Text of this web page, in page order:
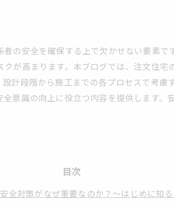
の安全を確保する上で欠かせない要素
が高まります。本ブログでは、注文住
計段階から施工までの各プロセスで考
意識の向上に役立つ内容を提供します
目次
全対策がなぜ重要なのか？～はじめに知